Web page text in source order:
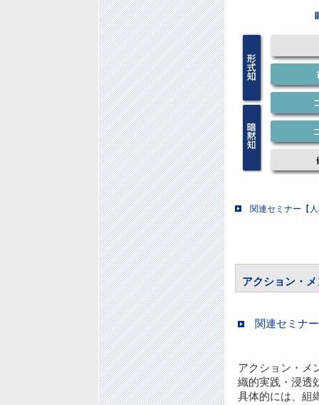
関連セミナー【
アクション・
関連セミナ
アクション・メ
織的実践・浸透
具体的には、組